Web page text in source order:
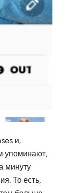
и,
упоминают,
минуту
То есть,